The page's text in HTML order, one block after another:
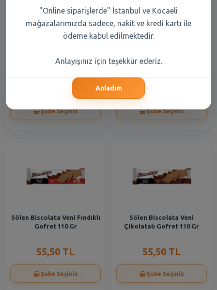
Bisküvi 110 Gr
Şube Seçiniz
110 gr
Şube Seçiniz
Sölen Biscolata Veni Fındıklı
Gofret 110 Gr
55,50 TL
Şube Seçiniz
Sölen Biscolata Veni
Çikolatalı Gofret 110 Gr
55,50 TL
Şube Seçiniz
"Online siparişlerde" İstanbul ve Kocaeli
mağazalarımızda sadece, nakit ve kredi kartı ile
ödeme kabul edilmektedir.
Anlayışınız için teşekkür ederiz.
Anladım